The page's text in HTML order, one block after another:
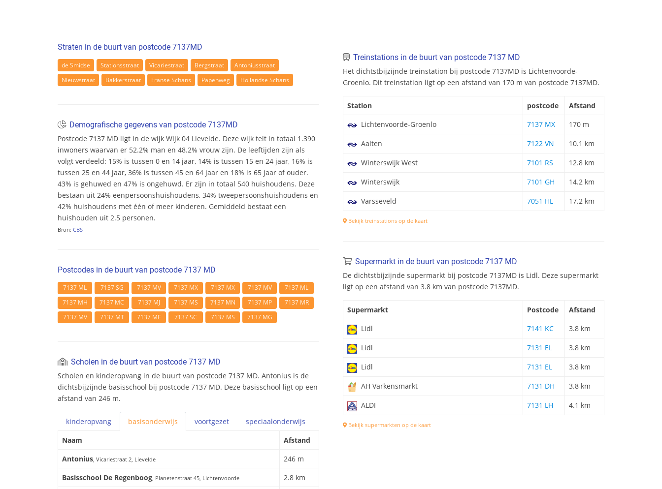
Straten in de buurt van postcode 7137MD
de Smidse Stationsstraat Vicariestraat Bergstraat
Antoniusstraat
Nieuwstraat
Bakkerstraat Franse Schans Papenweg Hollandse Schans
Demografische gegevens van postcode 7137MD
Postcode 7137 MD ligt in de wijk Wijk 04 Lievelde. Deze wijk telt in totaal 1.390
inwoners waarvan er 52.2% man en 48.2% vrouw zijn. De leeftijden zijn als
volgt verdeeld: 15% is tussen 0 en 14 jaar, 14% is tussen 15 en 24 jaar, 16% is
tussen 25 en 44 jaar, 36% is tussen 45 en 64 jaar en 18% is 65 jaar of ouder.
43% is gehuwed en 47% is ongehuwd. Er zijn in totaal 540 huishoudens. Deze
bestaan uit 24% eenpersoonshuishoudens, 34% tweepersoonshuishoudens en
42% huishoudens met één of meer kinderen. Gemiddeld bestaat een
huishouden uit 2.5 personen.
Bron: CBS
Postcodes in de buurt van postcode 7137 MD
7137 ML 7137 SG 7137 MV 7137 MX 7137 MX 7137 MV
7137 ML
7137 MH
7137 MC 7137 MJ 7137 MS 7137 MN 7137 MP
7137 MR
7137 MV
7137 MT 7137 ME 7137 SC 7137 MS 7137 MG
Scholen in de buurt van postcode 7137 MD
Scholen en kinderopvang in de buurt van postcode 7137 MD. Antonius is de
dichtsbijzijnde basisschool bij postcode 7137 MD. Deze basisschool ligt op een
afstand van 246 m.
kinderopvang basisonderwijs voortgezet speciaalonderwijs
Naam
Afstand
Antonius, Vicariestraat 2, Lievelde
246 m
Basisschool De Regenboog, Planetenstraat 45, Lichtenvoorde
2.8 km
Treinstations in de buurt van postcode 7137 MD
Het dichtstbijzijnde treinstation bij postcode 7137MD is Lichtenvoorde-
Groenlo. Dit treinstation ligt op een afstand van 170 m van postcode 7137MD.
Station postcode
Afstand
Lichtenvoorde-Groenlo
7137 MX 170 m
Aalten 7122 VN 10.1 km
Winterswijk West 7101 RS 12.8 km
Winterswijk 7101 GH 14.2 km
Varsseveld 7051 HL 17.2 km
Bekijk treinstations op de kaart
Supermarkt in de buurt van postcode 7137 MD
De dichtstbijzijnde supermarkt bij postcode 7137MD is Lidl. Deze supermarkt
ligt op een afstand van 3.8 km van postcode 7137MD.
Supermarkt Postcode
Afstand
Lidl
7141 KC 3.8 km
Lidl 7131 EL 3.8 km
Lidl 7131 EL 3.8 km
AH Varkensmarkt 7131 DH 3.8 km
ALDI 7131 LH 4.1 km
Bekijk supermarkten op de kaart